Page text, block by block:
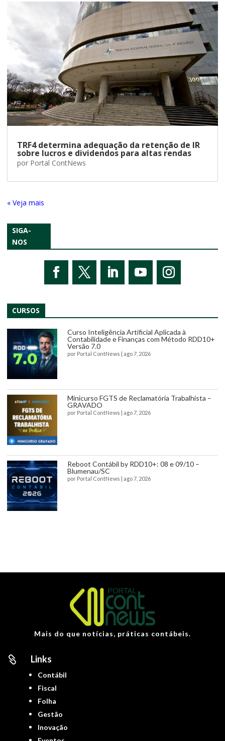
TRF4 determina adequação da retenção de IR
sobre lucros e dividendos para altas rendas
por Portal ContNews
« Entradas Antigas
SIGA-
NOS
CURSOS
Curso Inteligência Artificial Aplicada à
Contabilidade e Finanças com Método RDD10+
Versão 7.0
por Portal ContNews ago 7, 2026
Minicurso FGTS de Reclamatória Trabalhista –
GRAVADO
por Portal ContNews ago 7, 2026
Reboot Contábil by RDD10+: 08 e 09/10 –
Blumenau/SC
por Portal ContNews ago 7, 2026
Mais do que notícias, práticas contábeis.
 Links
Contábil
Fiscal
Folha
Gestão
Inovação